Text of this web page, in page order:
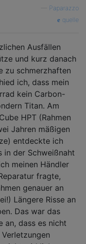
Paparazzo
quelle
Ausfällen
und kurz danach
zu schmerzhaften
ich, dass mein
kein Carbon-
Titan. Am
HPT (Rahmen
Jahren mäßigen
entdeckte ich
in der Schweißnaht
meinen Händler
fragte,
genauer an
Längere Risse an
Das war das
an, dass es nicht